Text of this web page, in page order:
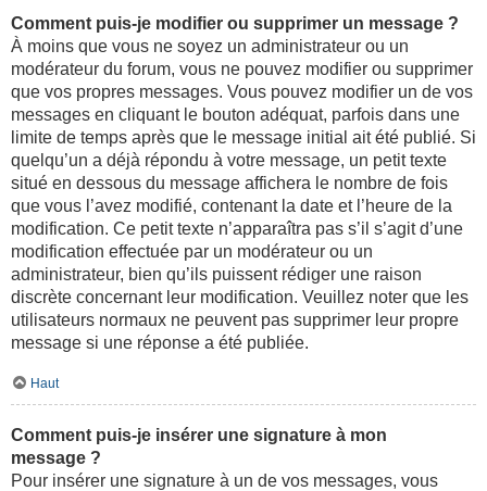
Comment puis-je modifier ou supprimer un message ?
À moins que vous ne soyez un administrateur ou un
modérateur du forum, vous ne pouvez modifier ou supprimer
que vos propres messages. Vous pouvez modifier un de vos
messages en cliquant le bouton adéquat, parfois dans une
limite de temps après que le message initial ait été publié. Si
quelqu’un a déjà répondu à votre message, un petit texte
situé en dessous du message affichera le nombre de fois
que vous l’avez modifié, contenant la date et l’heure de la
modification. Ce petit texte n’apparaîtra pas s’il s’agit d’une
modification effectuée par un modérateur ou un
administrateur, bien qu’ils puissent rédiger une raison
discrète concernant leur modification. Veuillez noter que les
utilisateurs normaux ne peuvent pas supprimer leur propre
message si une réponse a été publiée.
Haut
Comment puis-je insérer une signature à mon
message ?
Pour insérer une signature à un de vos messages, vous